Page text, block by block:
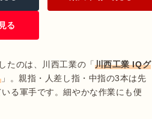
る
たのは、川西工業の「川西工業 IQグ
」。親指・人差し指・中指の3本は先
る軍手です。細やかな作業にも便